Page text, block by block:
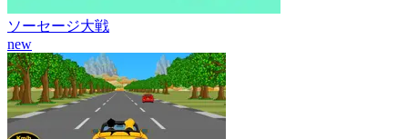
ソーセージ大戦
new